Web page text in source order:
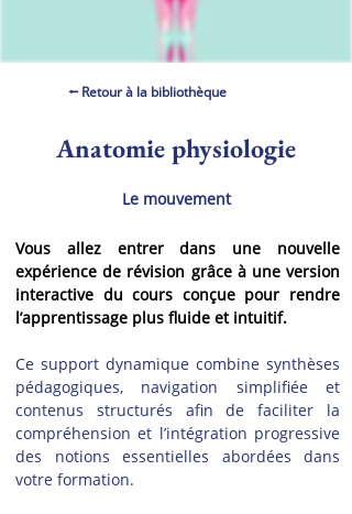
⭠ Retour à la bibliothèque
Anatomie physiologie
Le mouvement
Vous allez entrer dans une nouvelle
expérience de révision grâce à une version
interactive du cours conçue pour rendre
l’apprentissage plus fluide et intuitif.
Ce support dynamique combine synthèses
pédagogiques, navigation simplifiée et
contenus structurés afin de faciliter la
compréhension et l’intégration progressive
des notions essentielles abordées dans
votre formation.